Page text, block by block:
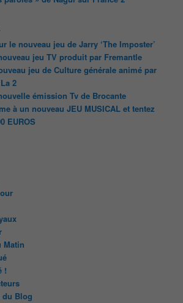
le nouveau jeu de Jarry ‘The Imposter’
jeu TV produit par Fremantle
jeu de Culture générale animé par
2
émission Tv de Brocante
à un nouveau JEU MUSICAL et tentez
EUROS
Matin
!
du Blog